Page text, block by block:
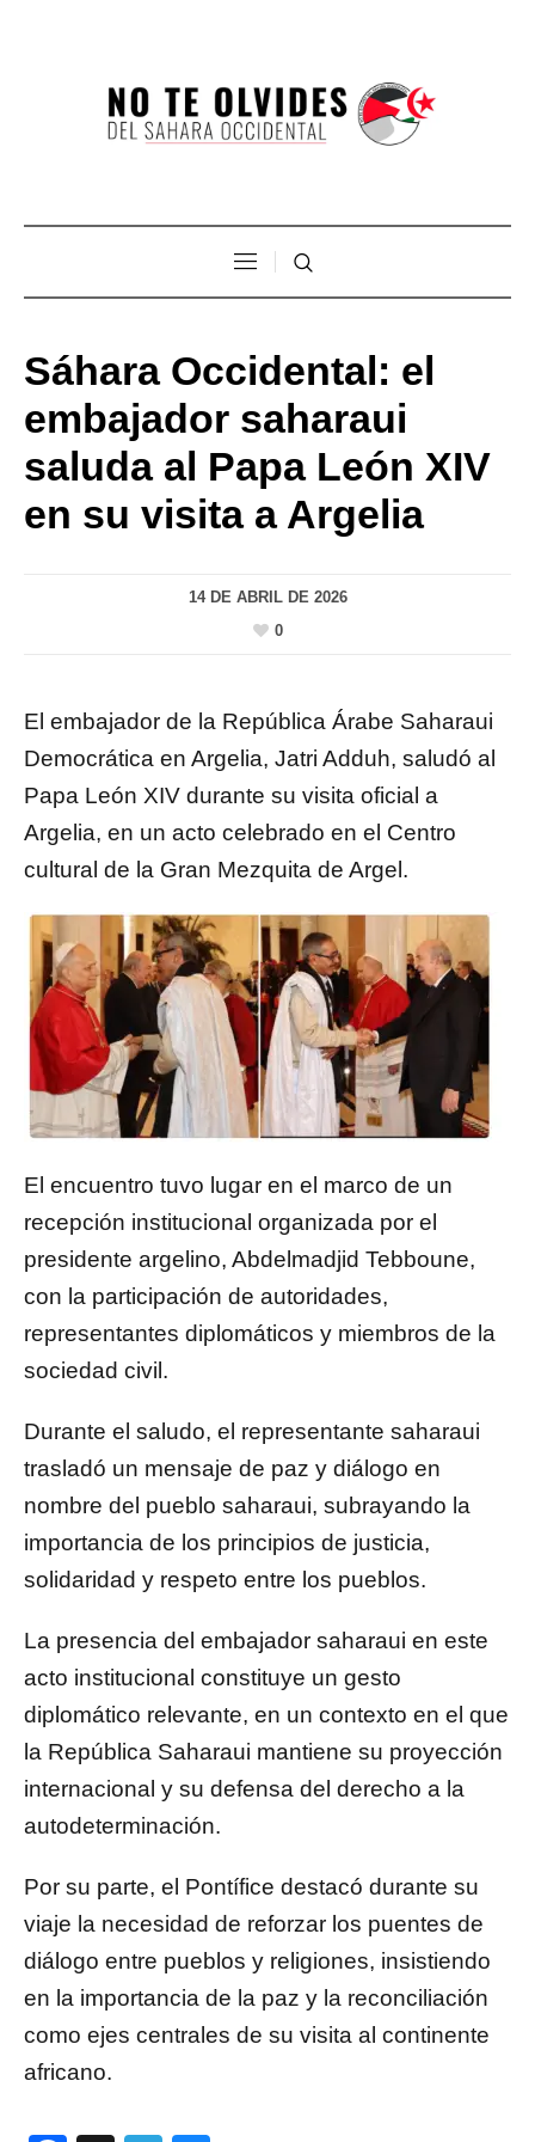
Sáhara Occidental: el
embajador saharaui
saluda al Papa León XIV
en su visita a Argelia
14 DE ABRIL DE 2026
0
El embajador de la República Árabe Saharaui
Democrática en Argelia, Jatri Adduh, saludó al
Papa León XIV durante su visita oficial a
Argelia, en un acto celebrado en el Centro
cultural de la Gran Mezquita de Argel.
El encuentro tuvo lugar en el marco de un
recepción institucional organizada por el
presidente argelino, Abdelmadjid Tebboune,
con la participación de autoridades,
representantes diplomáticos y miembros de la
sociedad civil.
Durante el saludo, el representante saharaui
trasladó un mensaje de paz y diálogo en
nombre del pueblo saharaui, subrayando la
importancia de los principios de justicia,
solidaridad y respeto entre los pueblos.
La presencia del embajador saharaui en este
acto institucional constituye un gesto
diplomático relevante, en un contexto en el que
la República Saharaui mantiene su proyección
internacional y su defensa del derecho a la
autodeterminación.
Por su parte, el Pontífice destacó durante su
viaje la necesidad de reforzar los puentes de
diálogo entre pueblos y religiones, insistiendo
en la importancia de la paz y la reconciliación
como ejes centrales de su visita al continente
africano.